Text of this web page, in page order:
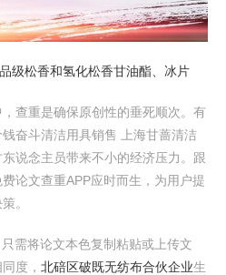
级松香和氢化松香甘油酯、冰片
查重是确保原创性的垂死顺次。有
奋斗清洁用具销售 上海甘蔷清洁
说念主员带来不小的经济压力。跟
论文查重APP应时而生，为用户提
。
需将论文本色复制粘贴或上传文
度， 北碚区破既无纺布合伙企业生